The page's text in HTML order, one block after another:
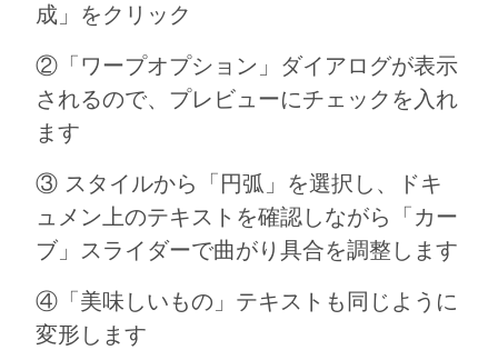
成」をクリック
②「ワープオプション」ダイアログが表示
されるので、プレビューにチェックを入れ
ます
③ スタイルから「円弧」を選択し、ドキ
ュメン上のテキストを確認しながら「カー
ブ」スライダーで曲がり具合を調整します
④「美味しいもの」テキストも同じように
変形します